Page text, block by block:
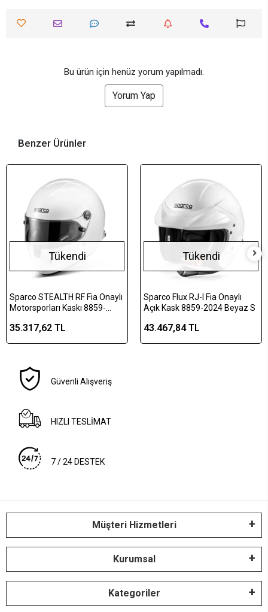
Bu ürün için henüz yorum yapılmadı.
Yorum Yap
Benzer Ürünler
Tükendi
Sparco STEALTH RF Fia Onaylı
Motorsporları Kaskı 8859-
35.317,62 TL
Tükendi
Sparco Flux RJ-I Fia Onaylı
Açık Kask 8859-2024 Beyaz S
43.467,84 TL
Güvenli Alışveriş
HIZLI TESLİMAT
7 / 24 DESTEK
Müşteri Hizmetleri
Kurumsal
Kategoriler